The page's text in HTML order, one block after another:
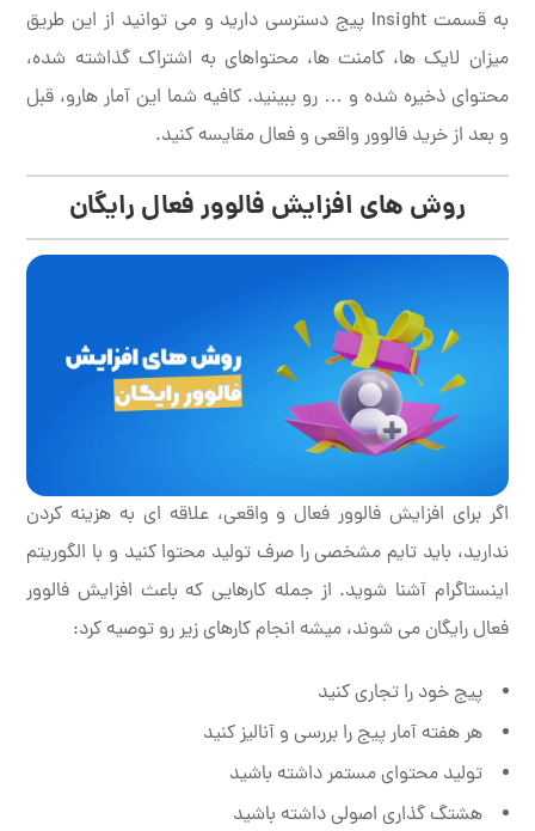
به قسمت Insight پیج دسترسی دارید و می توانید از این طریق
میزان لایک ها، کامنت ها، محتواهای به اشتراک گذاشته شده،
محتوای ذخیره شده و … رو ببینید. کافیه شما این آمار هارو، قبل
و بعد از خرید فالوور واقعی و فعال مقایسه کنید.
روش های افزایش فالوور فعال رایگان
اگر برای افزایش فالوور فعال و واقعی، علاقه ای به هزینه کردن
ندارید، باید تایم مشخصی را صرف تولید محتوا کنید و با الگوریتم
اینستاگرام آشنا شوید. از جمله کارهایی که باعث افزایش فالوور
فعال رایگان می شوند، میشه انجام کارهای زیر رو توصیه کرد:
پیج خود را تجاری کنید
هر هفته آمار پیج را بررسی و آنالیز کنید
تولید محتوای مستمر داشته باشید
هشتگ گذاری اصولی داشته باشید